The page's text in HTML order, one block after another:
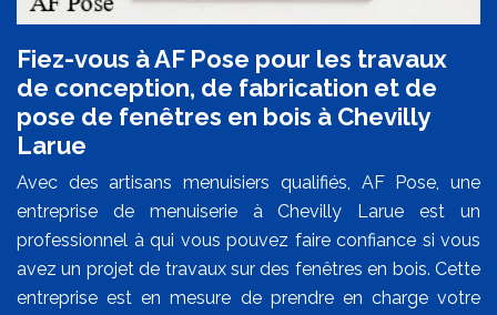
Fiez-vous à AF Pose pour les travaux
de conception, de fabrication et de
pose de fenêtres en bois à Chevilly
Larue
Avec des artisans menuisiers qualifiés, AF Pose, une
entreprise de menuiserie à Chevilly Larue est un
professionnel à qui vous pouvez faire confiance si vous
avez un projet de travaux sur des fenêtres en bois. Cette
entreprise est en mesure de prendre en charge votre